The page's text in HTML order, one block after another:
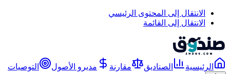
الانتقال إلى المحتوى الرئيسي
الانتقال إلى القائمة
الرئيسية الصناديق مقارنة مديرو الأصول التوصيات